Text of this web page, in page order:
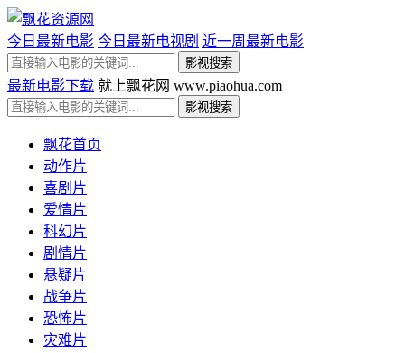
今日最新电影 今日最新电视剧 近一周最新电影
最新电影下载 就上飘花网 www.piaohua.com
飘花首页
动作片
喜剧片
爱情片
科幻片
剧情片
悬疑片
战争片
恐怖片
灾难片